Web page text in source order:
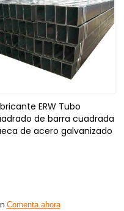
ERW Tubo
de barra cuadrada
de acero galvanizado
Comenta ahora